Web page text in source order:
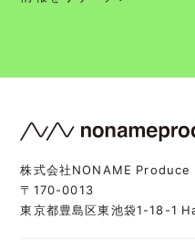
株式会社NONAME
〒170-0013
東京都豊島区東池袋1-18-1